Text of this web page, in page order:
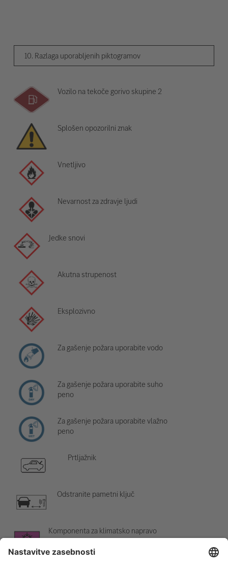
10. Razlaga uporabljenih piktogramov
Vozilo na tekoče gorivo skupine 2
Splošen opozorilni znak
Vnetljivo
Nevarnost za zdravje ljudi
Jedke snovi
Akutna strupenost
Eksplozivno
Za gašenje požara uporabite vodo
Za gašenje požara uporabite suho
peno
Za gašenje požara uporabite vlažno
peno
Prtljažnik
Odstranite pametni ključ
Komponenta za klimatsko napravo